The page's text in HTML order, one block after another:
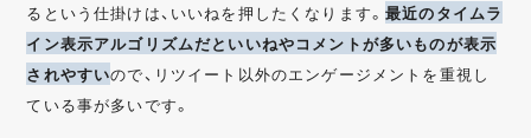
るという仕掛けは、いいねを押したくなります。最近のタイムラ
イン表示アルゴリズムだといいねやコメントが多いものが表示
されやすいので、リツイート以外のエンゲージメントを重視し
ている事が多いです。